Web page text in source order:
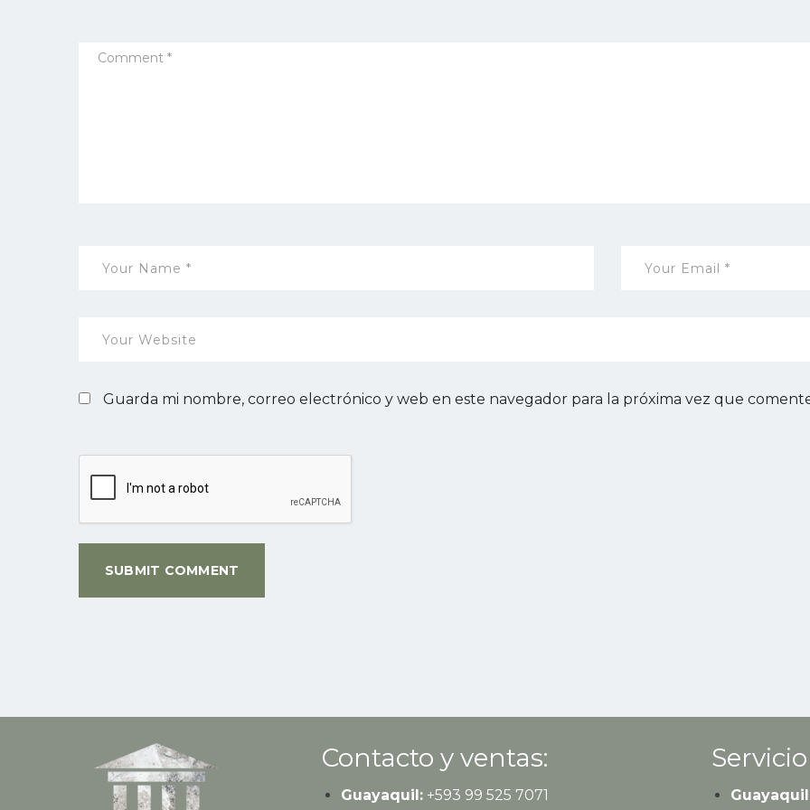
Guarda mi nombre, correo electrónico y web en este navegador para la próxima vez que
Contacto y ventas:
Guayaquil:+593 99 525 7071